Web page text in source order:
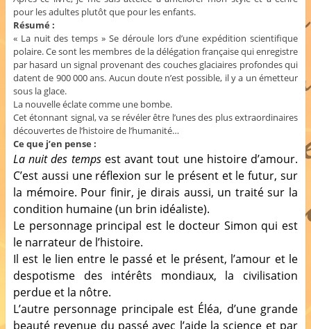
pour les adultes plutôt que pour les enfants.
Résumé :
« La nuit des temps » Se déroule lors d’une expédition scientifique
polaire. Ce sont les membres de la délégation française qui enregistre
par hasard un signal provenant des couches glaciaires profondes qui
datent de 900 000 ans. Aucun doute n’est possible, il y a un émetteur
sous la glace.
La nouvelle éclate comme une bombe.
Cet étonnant signal, va se révéler être l’unes des plus extraordinaires
découvertes de l’histoire de l’humanité…
Ce que j’en pense :
La nuit des tempsest avant tout une histoire d’amour.
C’est aussi une réflexion sur le présent et le futur, sur
la mémoire. Pour finir, je dirais aussi, un traité sur la
condition humaine (un brin idéaliste).
Le personnage principal est le docteur Simon qui est
le narrateur de l’histoire.
Il est le lien entre le passé et le présent, l’amour et le
despotisme des intérêts mondiaux, la civilisation
perdue et la nôtre.
L’autre personnage principale est Éléa, d’une grande
beauté revenue du passé avec l’aide la science et par